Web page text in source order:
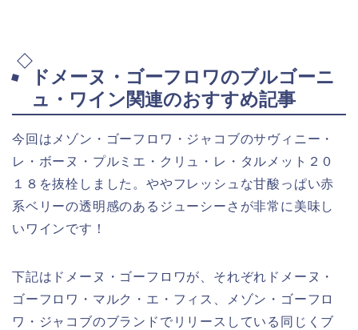
ドメーヌ・ゴーフロワのブルゴーニ
ュ・ワイン関連のおすすめ記事
今回はメゾン・ゴーフロワ・ジャコブのサヴィニー・
レ・ボーヌ・プルミエ・クリュ・レ・タルメット２０
１８を抜栓しました。ややフレッシュな甘酸っぱい赤
系ベリーの透明感のあるジューシーさが非常に美味し
いワインです！
下記はドメーヌ・ゴーフロワが、それぞれドメーヌ・
ゴーフロワ・マルク・エ・フィス、メゾン・ゴーフロ
ワ・ジャコブのブランドでリリースしている同じくブ